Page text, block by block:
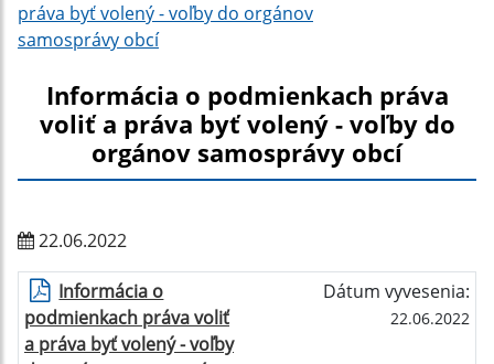
práva byť volený - voľby do orgánov
samosprávy obcí
Informácia o podmienkach práva
voliť a práva byť volený - voľby do
orgánov samosprávy obcí
22.06.2022
Informácia o
podmienkach práva voliť
a práva byť volený - voľby
Dátum vyvesenia:
22.06.2022